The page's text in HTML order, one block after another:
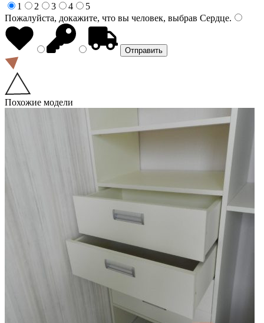
1
2 3 4
5
Пожалуйста, докажите, что вы человек, выбрав Сердце.
Похожие модели